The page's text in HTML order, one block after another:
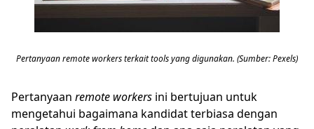
Pertanyaan remote workers terkait tools yang digunakan. (Sumber: Pexels)
Pertanyaan remote workers ini bertujuan untuk
mengetahui bagaimana kandidat terbiasa dengan